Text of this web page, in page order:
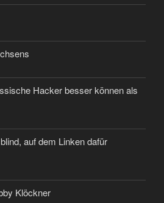
Hacker besser können als
auf dem Linken dafür
Klöckner